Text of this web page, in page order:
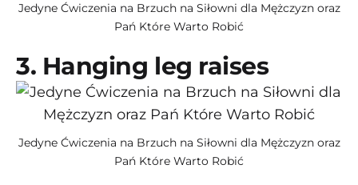
Jedyne Ćwiczenia na Brzuch na Siłowni dla Mężczyzn oraz
Pań Które Warto Robić
3. Hanging leg raises
Jedyne Ćwiczenia na Brzuch na Siłowni dla Mężczyzn oraz
Pań Które Warto Robić